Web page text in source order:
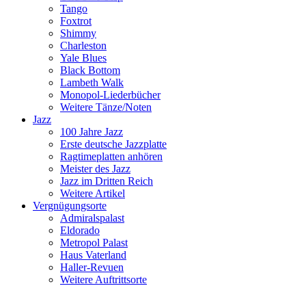
Tango
Foxtrot
Shimmy
Charleston
Yale Blues
Black Bottom
Lambeth Walk
Monopol-Liederbücher
Weitere Tänze/Noten
Jazz
100 Jahre Jazz
Erste deutsche Jazzplatte
Ragtimeplatten anhören
Meister des Jazz
Jazz im Dritten Reich
Weitere Artikel
Vergnügungsorte
Admiralspalast
Eldorado
Metropol Palast
Haus Vaterland
Haller-Revuen
Weitere Auftrittsorte